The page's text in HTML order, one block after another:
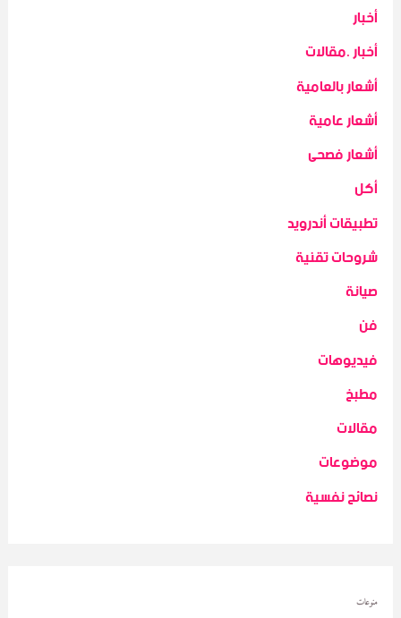
أخبار
أخبار .مقالات
أشعار بالعامية
أشعار عامية
أشعار فصحى
أكل
تطبيقات أندرويد
شروحات تقنية
صيانة
فن
فيديوهات
مطبخ
مقالات
موضوعات
نصائح نفسية
منوعات